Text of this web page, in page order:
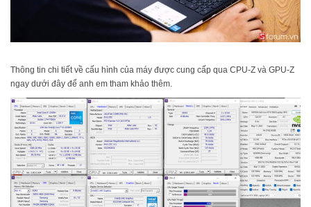
Thông tin chi tiết về cấu hình của máy được cung cấp qua CPU-Z và GPU-Z
ngay dưới đây để anh em tham khảo thêm.